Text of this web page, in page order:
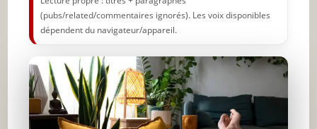
(pubs/related/commentaires ignorés). Les voix disponibles
dépendent du navigateur/appareil.